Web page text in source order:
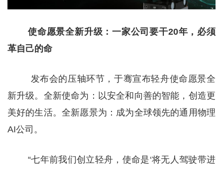
使命愿景全新升级：一家公司要干20年，必须
革自己的命
发布会的压轴环节，于骞宣布轻舟使命愿景全
新升级。全新使命为：以安全和向善的智能，创造更
美好的生活。全新愿景为：成为全球领先的通用物理
AI公司。
“七年前我们创立轻舟，使命是‘将无人驾驶带进